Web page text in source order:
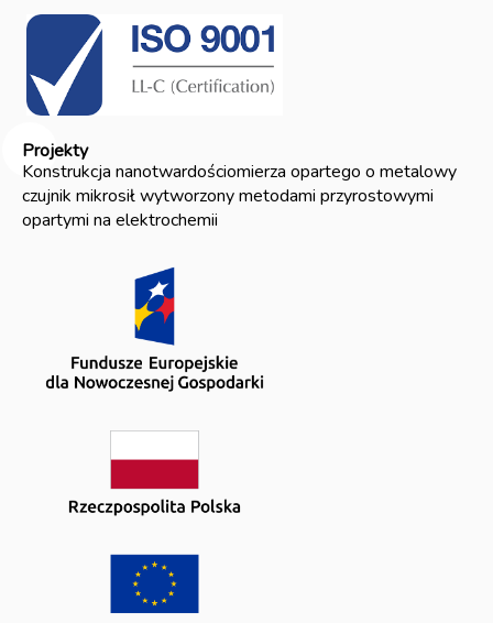
Projekty
Konstrukcja nanotwardościomierza opartego o metalowy
czujnik mikrosił wytworzony metodami przyrostowymi
opartymi na elektrochemii